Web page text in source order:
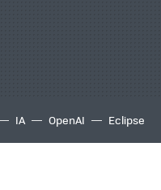
IA OpenAI Eclipse